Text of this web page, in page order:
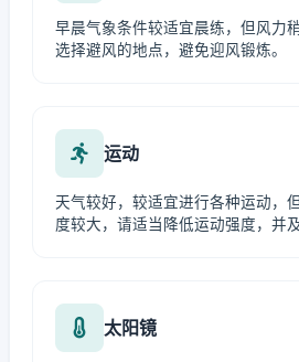
早晨气象条件较适宜晨练，但风力
选择避风的地点，避免迎风锻炼。
运动
天气较好，较适宜进行各种运动，
度较大，请适当降低运动强度，并
太阳镜